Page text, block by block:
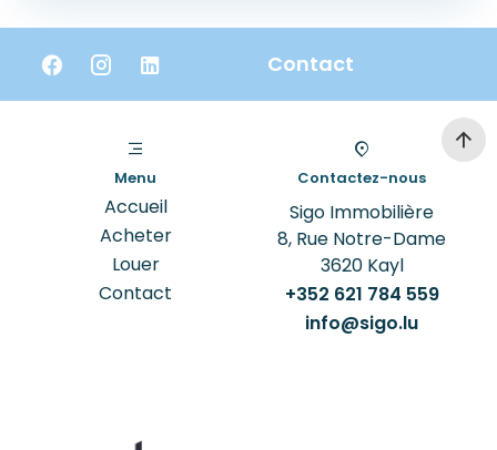
Contact
Menu
Accueil
Acheter
Louer
Contact
Contactez-nous
Sigo Immobilière
8, Rue Notre-Dame
3620Kayl
+352 621 784 559
info@sigo.lu